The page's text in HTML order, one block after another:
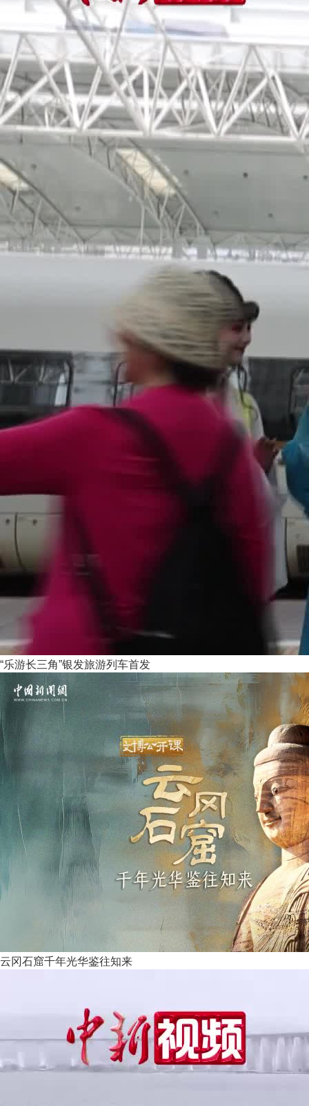
“乐游长三角”银发旅游列车首发
云冈石窟千年光华鉴往知来